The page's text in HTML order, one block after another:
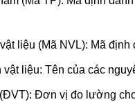
liệu (Mã NVL): Mã định
vật liệu: Tên của các
Đơn vị đo lường